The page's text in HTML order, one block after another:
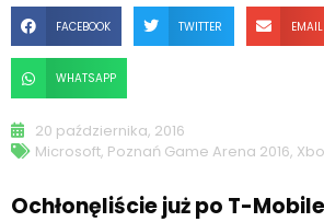
FACEBOOK TWITTER EMAIL
WHATSAPP
20 października, 2016
Microsoft, Poznań Game Arena 2016,
Ochłonęliście już po T-